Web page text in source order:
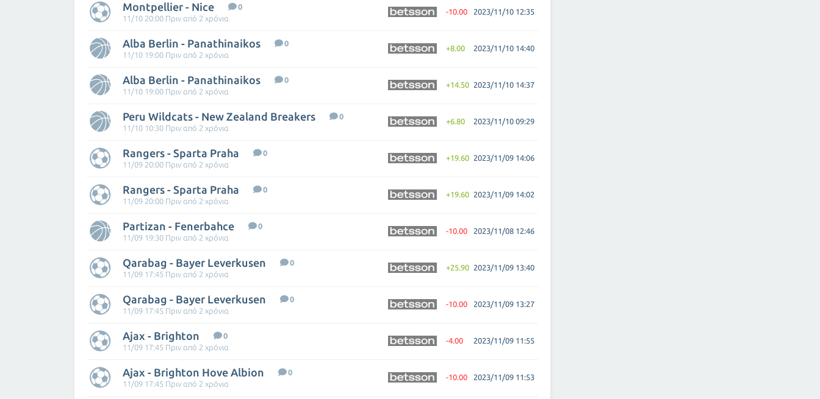
Montpellier - Nice
0
11/10 20:00 Πριν από 2 χρόνια
-10.00 2023/11/10 12:35
Alba Berlin - Panathinaikos
0
11/10 19:00 Πριν από 2 χρόνια
+8.00 2023/11/10 14:40
Alba Berlin - Panathinaikos
0
11/10 19:00 Πριν από 2 χρόνια
+14.50 2023/11/10 14:37
Peru Wildcats - New Zealand Breakers
0
11/10 10:30 Πριν από 2 χρόνια
+6.80 2023/11/10 09:29
Rangers - Sparta Praha
0
11/09 20:00 Πριν από 2 χρόνια
+19.60 2023/11/09 14:06
Rangers - Sparta Praha
0
11/09 20:00 Πριν από 2 χρόνια
+19.60 2023/11/09 14:02
Partizan - Fenerbahce
0
11/09 19:30 Πριν από 2 χρόνια
-10.00 2023/11/08 12:46
Qarabag - Bayer Leverkusen
0
11/09 17:45 Πριν από 2 χρόνια
+25.90 2023/11/09 13:40
Qarabag - Bayer Leverkusen
0
11/09 17:45 Πριν από 2 χρόνια
-10.00 2023/11/09 13:27
Ajax - Brighton
0
11/09 17:45 Πριν από 2 χρόνια
-4.00 2023/11/09 11:55
Ajax - Brighton Hove Albion
0
11/09 17:45 Πριν από 2 χρόνια
-10.00 2023/11/09 11:53